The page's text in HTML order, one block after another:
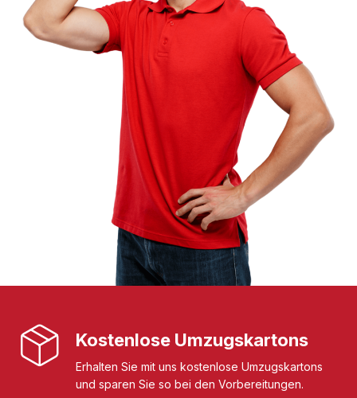
Kostenlose Umzugskartons
Erhalten Sie mit uns kostenlose Umzugskartons
und sparen Sie so bei den Vorbereitungen.